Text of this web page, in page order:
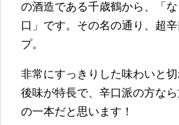
の酒造である千歳鶴から、「
口」です。その名の通り、超辛
プ。
非常にすっきりした味わいと
後味が特長で、辛口派の方な
の一本だと思います！